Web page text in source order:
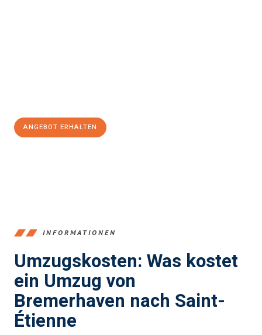
ANGEBOT ERHALTEN
INFORMATIONEN
Umzugskosten: Was kostet
ein Umzug von
Bremerhaven nach Saint-
Étienne